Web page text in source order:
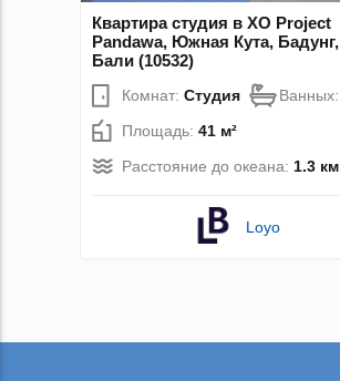
Квартира студия в XO Project
Pandawa, Южная Кута, Бадунг,
Бали (10532)
Комнат: Студия Ванных:
Площадь: 41 м²
Расстояние до океана: 1.3 км
Loyo